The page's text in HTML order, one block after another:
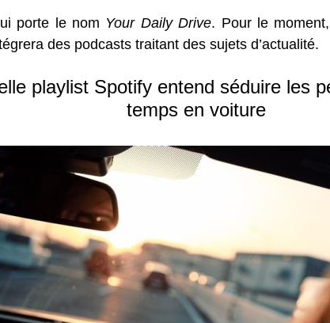
porte le nom Your Daily Drive. Pour le
des podcasts traitant des sujets d’actualité.
playlist Spotify entend séduire les
temps en voiture